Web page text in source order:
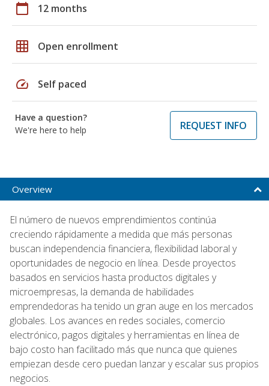
calendar_today 12 months
grid_on Open enrollment
speed Self paced
Have a question?
We're here to help
REQUEST INFO
Overview
El número de nuevos emprendimientos continúa
creciendo rápidamente a medida que más personas
buscan independencia financiera, flexibilidad laboral y
oportunidades de negocio en línea. Desde proyectos
basados en servicios hasta productos digitales y
microempresas, la demanda de habilidades
emprendedoras ha tenido un gran auge en los mercados
globales. Los avances en redes sociales, comercio
electrónico, pagos digitales y herramientas en línea de
bajo costo han facilitado más que nunca que quienes
empiezan desde cero puedan lanzar y escalar sus propios
negocios.